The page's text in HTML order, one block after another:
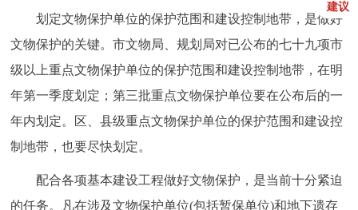
划定文物保护单位的保护范围和建设控制地带，是做好
文物保护的关键。市文物局、规划局对已公布的七十九项市
级以上重点文物保护单位的保护范围和建设控制地带，在明
年第一季度划定；第三批重点文物保护单位要在公布后的一
年内划定。区、县级重点文物保护单位的保护范围和建设控
制地带，也要尽快划定。
配合各项基本建设工程做好文物保护，是当前十分紧迫
的任务。凡在涉及文物保护单位(包括暂保单位)和地下遗存
建议